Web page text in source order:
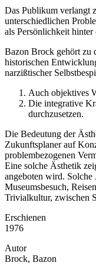
Das Publikum verlangt
unterschiedlichen
als Persönlichkeit
Bazon Brock gehört zu
historischen
narzißtischer
Auch objektives
Die integrative
durchzusetzen.
Die Bedeutung der
Zukunftsplaner auf
problembezogenen
Eine solche Ästhetik
angeboten wird. Solche
Museumsbesuch,
Trivialkultur, zwischen
Erschienen
1976
Autor
Brock, Bazon